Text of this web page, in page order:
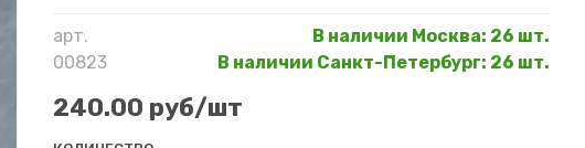
арт.
00823
В наличии Москва: 26 шт.
В наличии Санкт-Петербург: 26 шт.
240.00 руб/шт